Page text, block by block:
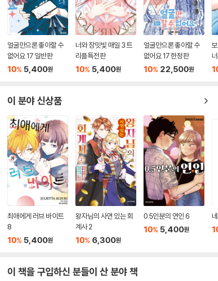
얼굴만으론 좋아할 수
없어요 17 일반판
10% 5,400원
너와 장밋빛 매일 3 트
리플특전판
10% 5,400원
얼굴만으론 좋아할 수
없어요 17 한정판
10% 22,500원
이 분야 신상품
최애에게 러브 바이트
8
10% 5,400원
왕자님의 사연 있는 회
계사 2
10% 6,300원
0.5인분의 연인 6
10% 5,400원
이 책을 구입하신 분들이 산 분야 책